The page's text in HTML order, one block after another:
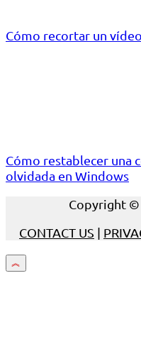
Cómo recortar un
Cómo restablecer una
olvidada en Windows
Copyright ©
CONTACT US |